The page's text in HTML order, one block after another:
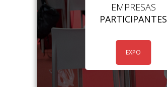
EMPRESAS
PARTICIPANTES
EXPO